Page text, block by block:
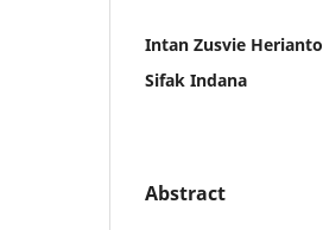
Intan Zusvie Herianto
Sifak Indana
Abstract